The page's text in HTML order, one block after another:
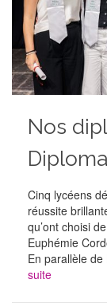
Nos
Diploma
Cinq lycéens
réussite
qu’ont choisi
Euphémie
En parallèle
suite